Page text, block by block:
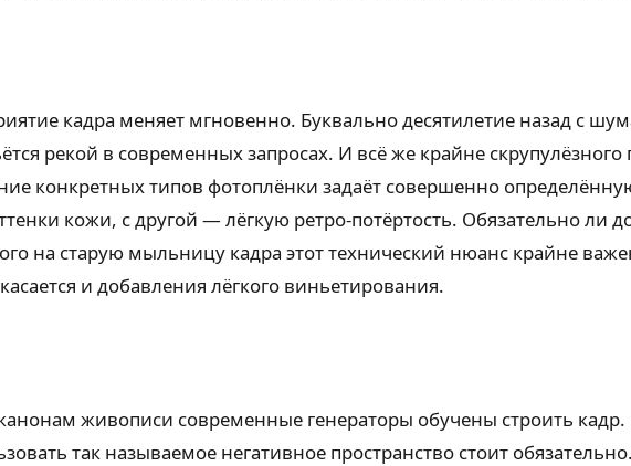
кадра меняет мгновенно. Буквально десятилетие назад с
рекой в современных запросах. И всё же крайне скрупулёзного
конкретных типов фотоплёнки задаёт совершенно
кожи, с другой — лёгкую ретро-потёртость. Обязательно ли
на старую мыльницу кадра этот технический нюанс крайне
и добавления лёгкого виньетирования.
живописи современные генераторы обучены строить
так называемое негативное пространство стоит